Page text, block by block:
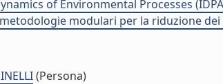
of Environmental Processes
modulari per la riduzione dei
(Persona)